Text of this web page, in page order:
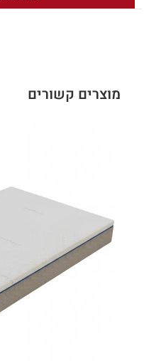
מוצרים קשורים